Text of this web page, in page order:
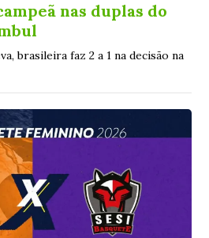
nas duplas do
brasileira faz 2 a 1 na decisão na